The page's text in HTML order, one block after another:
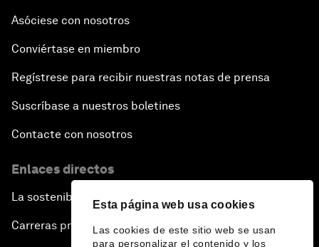
Esta página web usa cookies
Las cookies de este sitio web se usan
para personalizar el contenido y los
Asóciese con nosotros
Conviértase en miembro
Regístrese para recibir nuestras notas de prensa
Suscríbase a nuestros boletines
Contacte con nosotros
Enlaces directos
La sostenibilidad en el Foro
Carreras profesionales